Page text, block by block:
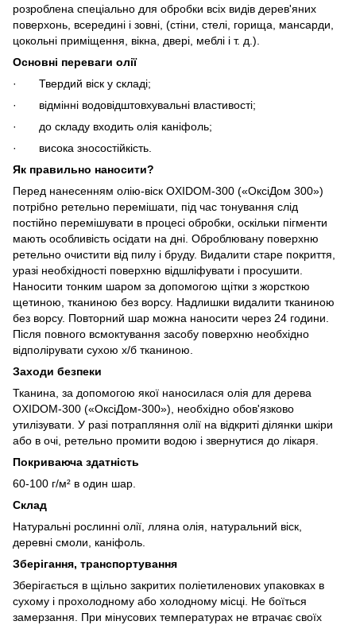
розроблена спеціально для обробки всіх видів дерев'яних
поверхонь, всередині і зовні, (стіни, стелі, горища, мансарди,
цокольні приміщення, вікна, двері, меблі і т. д.).
Основні переваги олії
· Твердий віск у складі;
· відмінні водовідштовхувальні властивості;
· до складу входить олія каніфоль;
· висока зносостійкість.
Як правильно наносити?
Перед нанесенням олію-віск OXIDOM-300 («ОксіДом 300»)
потрібно ретельно перемішати, під час тонування слід
постійно перемішувати в процесі обробки, оскільки пігменти
мають особливість осідати на дні. Оброблювану поверхню
ретельно очистити від пилу і бруду. Видалити старе покриття,
уразі необхідності поверхню відшліфувати і просушити.
Наносити тонким шаром за допомогою щітки з жорсткою
щетиною, тканиною без ворсу. Надлишки видалити тканиною
без ворсу. Повторний шар можна наносити через 24 години.
Після повного всмоктування засобу поверхню необхідно
відполірувати сухою х/б тканиною.
Заходи безпеки
Тканина, за допомогою якої наносилася олія для дерева
OXIDOM-300 («ОксіДом-300»), необхідно обов'язково
утилізувати. У разі потрапляння олії на відкриті ділянки шкіри
або в очі, ретельно промити водою і звернутися до лікаря.
Покриваюча здатність
60-100 г/м² в один шар.
Склад
Натуральні рослинні олії, лляна олія, натуральний віск,
деревні смоли, каніфоль.
Зберігання, транспортування
Зберігається в щільно закритих поліетиленових упаковках в
сухому і прохолодному або холодному місці. Не боїться
замерзання. При мінусових температурах не втрачає своїх